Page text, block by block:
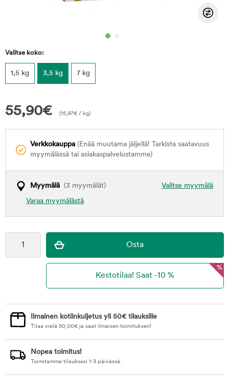
Valitse koko:
1,5 kg 3,5 kg 7 kg
55,90€ (15,97€ / kg)
Verkkokauppa (Enää muutama jäljellä! Tarkista saatavuus
myymälässä tai asiakaspalvelustamme)
Valitse myymälä
Myymälä (3 myymälät)
Varaa myymälästä
%
Ilmainen kotiinkuljetus yli 50€ tilauksille
Tilaa vielä 50,00€ ja saat ilmaisen toimituksen!
Nopea toimitus!
Toimitamme tilauksesi 1-3 päivässä.